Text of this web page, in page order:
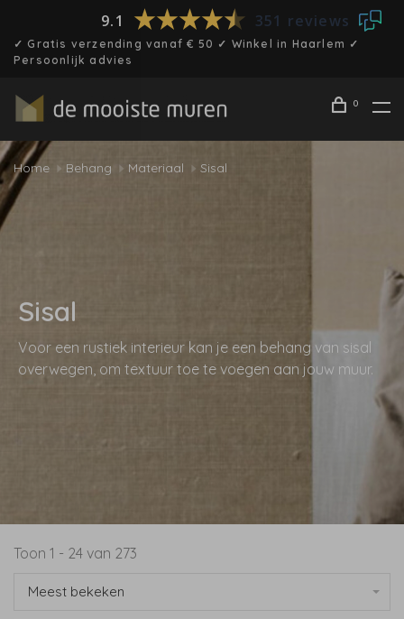
9.1 351 reviews
✓ Gratis verzending vanaf € 50 ✓ Winkel in Haarlem ✓
Persoonlijk advies
0
Home Behang Materiaal Sisal
Sisal
Voor een rustiek interieur kan je een behang van sisal
overwegen, om textuur toe te voegen aan jouw muur.
Toon 1 - 24 van 273
Meest bekeken